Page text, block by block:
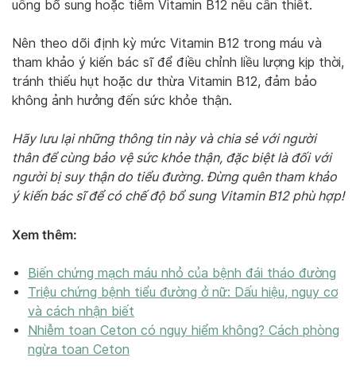
uống bổ sung hoặc tiêm Vitamin B12 nếu cần thiết.
Nên theo dõi định kỳ mức Vitamin B12 trong máu và
tham khảo ý kiến bác sĩ để điều chỉnh liều lượng kịp thời,
tránh thiếu hụt hoặc dư thừa Vitamin B12, đảm bảo
không ảnh hưởng đến sức khỏe thận.
Hãy lưu lại những thông tin này và chia sẻ với người
thân để cùng bảo vệ sức khỏe thận, đặc biệt là đối với
người bị suy thận do tiểu đường. Đừng quên tham khảo
ý kiến bác sĩ để có chế độ bổ sung Vitamin B12 phù hợp!
Xem thêm:
Biến chứng mạch máu nhỏ của bệnh đái tháo đường
Triệu chứng bệnh tiểu đường ở nữ: Dấu hiệu, nguy cơ
và cách nhận biết
Nhiễm toan Ceton có nguy hiểm không? Cách phòng
ngừa toan Ceton